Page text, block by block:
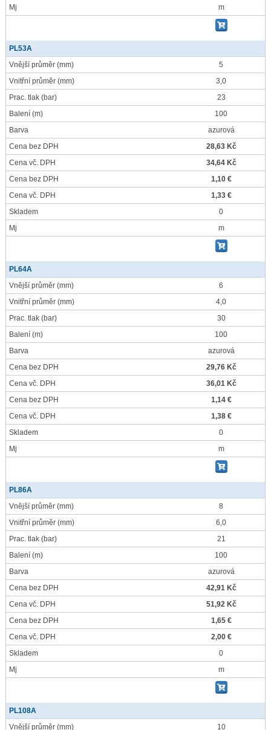
Mj
m
PL53A
Vnější průměr (mm)
5
Vnitřní průměr (mm)
3,0
Prac. tlak (bar)
23
Balení (m)
100
Barva
azurová
Cena bez DPH
28,63 Kč
Cena vč. DPH
34,64 Kč
Cena bez DPH
1,10 €
Cena vč. DPH
1,33 €
Skladem
0
Mj
m
PL64A
Vnější průměr (mm)
6
Vnitřní průměr (mm)
4,0
Prac. tlak (bar)
30
Balení (m)
100
Barva
azurová
Cena bez DPH
29,76 Kč
Cena vč. DPH
36,01 Kč
Cena bez DPH
1,14 €
Cena vč. DPH
1,38 €
Skladem
0
Mj
m
PL86A
Vnější průměr (mm)
8
Vnitřní průměr (mm)
6,0
Prac. tlak (bar)
21
Balení (m)
100
Barva
azurová
Cena bez DPH
42,91 Kč
Cena vč. DPH
51,92 Kč
Cena bez DPH
1,65 €
Cena vč. DPH
2,00 €
Skladem
0
Mj
m
PL108A
Vnější průměr (mm) 10